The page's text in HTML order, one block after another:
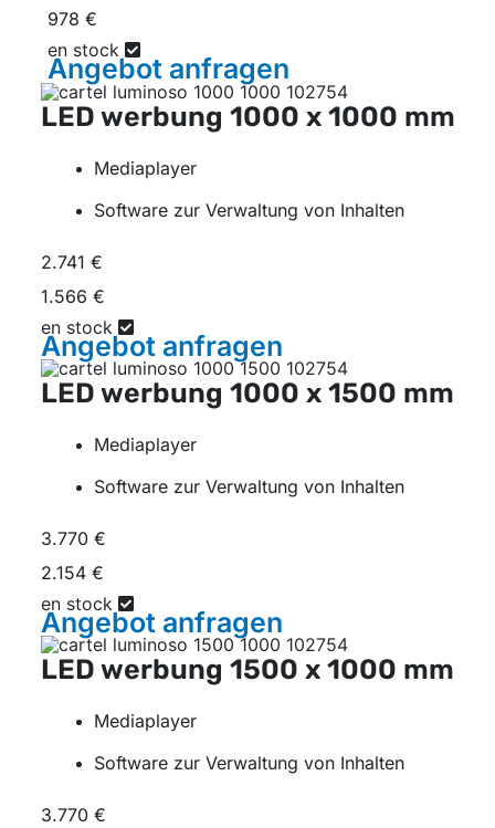
978 €
en stock
Angebot anfragen
LED werbung 1000 x 1000 mm
Mediaplayer
Software zur Verwaltung von Inhalten
2.741 €
1.566 €
en stock
Angebot anfragen
LED werbung 1000 x 1500 mm
Mediaplayer
Software zur Verwaltung von Inhalten
3.770 €
2.154 €
en stock
Angebot anfragen
LED werbung 1500 x 1000 mm
Mediaplayer
Software zur Verwaltung von Inhalten
3.770 €